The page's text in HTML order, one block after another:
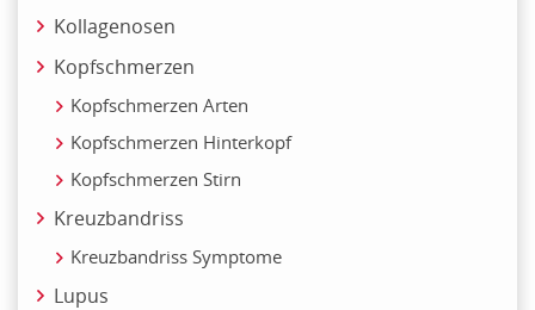
Kollagenosen
Kopfschmerzen
Kopfschmerzen Arten
Kopfschmerzen Hinterkopf
Kopfschmerzen Stirn
Kreuzbandriss
Kreuzbandriss Symptome
Lupus